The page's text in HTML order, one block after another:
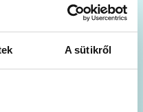
A sütikről